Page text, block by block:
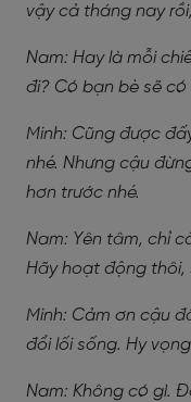
vậy cả tháng nay
Nam: Hay là mỗi
đi? Có bạn bè sẽ
Minh: Cũng được
nhé. Nhưng cậu
hơn trước nhé.
Nam: Yên tâm, chỉ
Hãy hoạt động thôi,
Minh: Cảm ơn cậu
đổi lối sống. Hy
Nam: Không có gì.